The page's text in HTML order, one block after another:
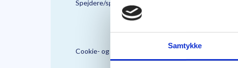
Samtykke
Spejdere/spejdergruppen/FDF’ere, m.fl.
Cookie- og Persondatapolitik